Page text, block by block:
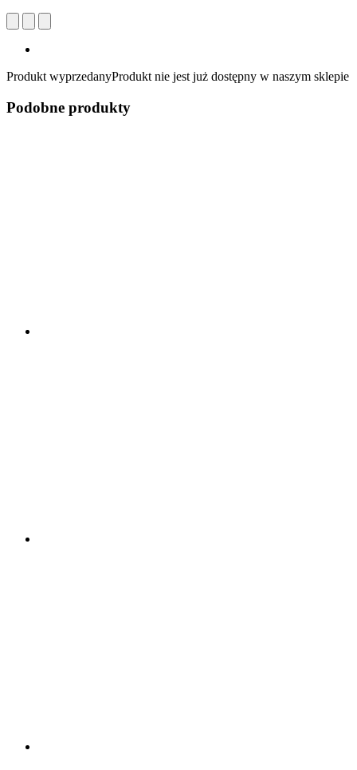
Produkt wyprzedanyProdukt nie jest już dostępny w naszym sklepie
Podobne produkty